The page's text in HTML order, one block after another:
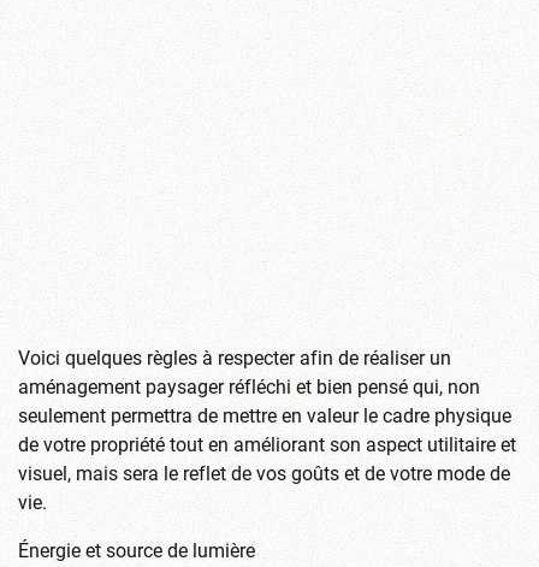
Voici quelques règles à respecter afin de réaliser un
aménagement paysager réfléchi et bien pensé qui, non
seulement permettra de mettre en valeur le cadre physique
de votre propriété tout en améliorant son aspect utilitaire et
visuel, mais sera le reflet de vos goûts et de votre mode de
vie.
Énergie et source de lumière